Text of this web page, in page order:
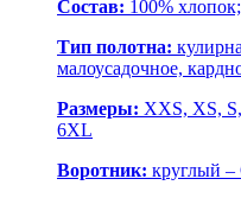
Состав: 100% хлопок;
Тип полотна:
малоусадочное,
Размеры: XXS, XS,
6XL
Воротник: круглый –